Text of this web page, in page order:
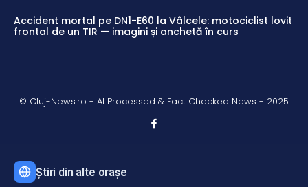
Accident mortal pe DN1-E60 la Vâlcele: motociclist lovit
frontal de un TIR — imagini și anchetă în curs
© Cluj-News.ro - AI Processed & Fact Checked News - 2025
Știri din alte orașe